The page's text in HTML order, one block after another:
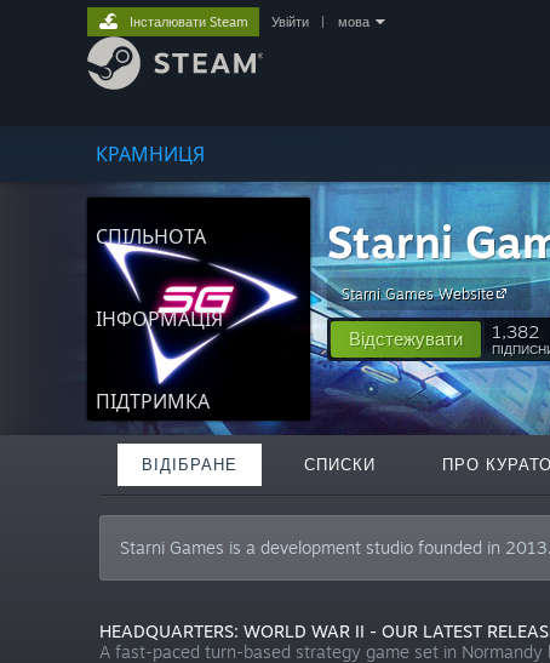
КРАМНИЦЯ
СПІЛЬНОТА
ІНФОРМАЦІЯ
ПІДТРИМКА
Інсталювати Steam Увійти мова
Starni
Starni Games Website
Відстежувати 1,382
ВІДІБРАНЕ СПИСКИ ПРО
Starni Games is a development studio founded in
HEADQUARTERS: WORLD WAR II - OUR LATEST
A fast-paced turn-based strategy game set in Normandy